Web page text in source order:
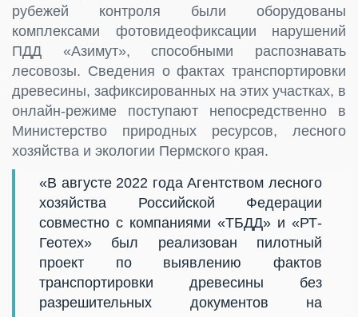
рубежей контроля были оборудованы
комплексами фотовидеофиксации нарушений
ПДД «Азимут», способными распознавать
лесовозы. Сведения о фактах транспортировки
древесины, зафиксированных на этих участках, в
онлайн-режиме поступают непосредственно в
Министерство природных ресурсов, лесного
хозяйства и экологии Пермского края.
«В августе 2022 года Агентством лесного
хозяйства Российской Федерации
совместно с компаниями «ТБДД» и «РТ-
Геотех» был реализован пилотный
проект по выявлению фактов
транспортировки древесины без
разрешительных документов на